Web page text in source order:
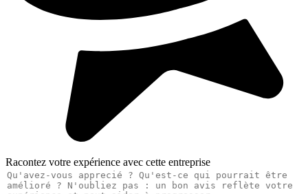
Racontez votre expérience avec cette entreprise